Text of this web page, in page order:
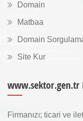
Domain
Matbaa
Domain
Site Kur
www.sektor.gen.tr
Firmanızı; ticari ve